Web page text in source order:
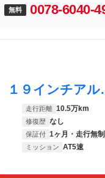
無料 0078-6040-
スカイライン ３７０ＧＴ ＳＳＲ ＧＴＶ０３
走行距離 10.5万km
修復歴 なし
保証付 1ヶ月・走行無
ミッション AT5速